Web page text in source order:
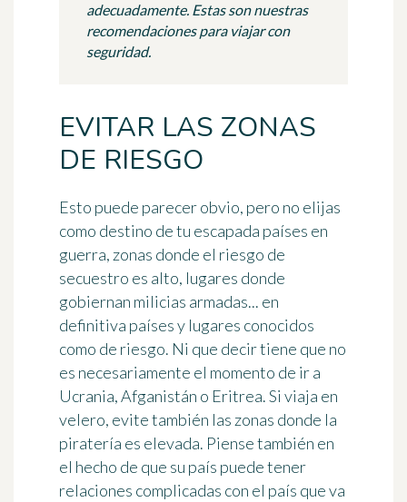
adecuadamente. Estas son nuestras
recomendaciones para viajar con
seguridad.
EVITAR LAS ZONAS
DE RIESGO
Esto puede parecer obvio, pero no elijas
como destino de tu escapada países en
guerra, zonas donde el riesgo de
secuestro es alto, lugares donde
gobiernan milicias armadas... en
definitiva países y lugares conocidos
como de riesgo. Ni que decir tiene que no
es necesariamente el momento de ir a
Ucrania, Afganistán o Eritrea. Si viaja en
velero, evite también las zonas donde la
piratería es elevada. Piense también en
el hecho de que su país puede tener
relaciones complicadas con el país que va